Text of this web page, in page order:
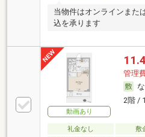
当物件はオンラインまた
込を承ります
動画あり
管理
2階 /
礼金なし 敷